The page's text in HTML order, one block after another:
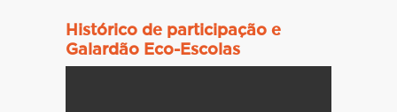
Histórico de participação e
Galardão Eco-Escolas